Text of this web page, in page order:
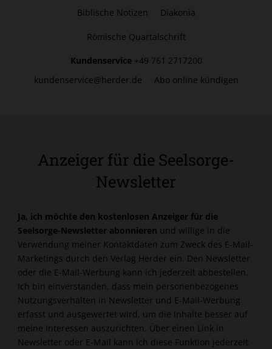
Biblische Notizen Diakonia
Römische Quartalschrift
Kundenservice +49 761 2717200
kundenservice@herder.de
Abo online kündigen
Anzeiger für die Seelsorge-
Newsletter
Ja, ich möchte den kostenlosen Anzeiger für die
Seelsorge-Newsletter abonnieren und willige in die
Verwendung meiner Kontaktdaten zum Zweck des E-Mail-
Marketings durch den Verlag Herder ein. Den Newsletter
oder die E-Mail-Werbung kann ich jederzeit abbestellen.
Ich bin einverstanden, dass mein personenbezogenes
Nutzungsverhalten in Newsletter und E-Mail-Werbung
erfasst und ausgewertet wird, um die Inhalte besser auf
meine Interessen auszurichten. Über einen Link in
Newsletter oder E-Mail kann ich diese Funktion jederzeit